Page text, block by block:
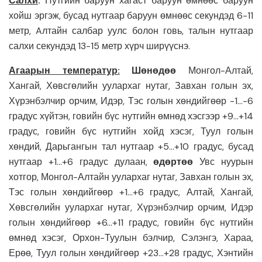
хойш эргэж, бусад нутгаар баруун өмнөөс секундэд 6-11
метр, Aлтайн салбар уулс болон говь, талын нутгаар
салхи секундэд 13-15 метр хүрч ширүүснэ.
Агаарын температур: Шөнөдөө Монгол-Алтай,
Хангай, Хөвсгөлийн уулархаг нутаг, Завхан голын эх,
Хүрэнбэлчир орчим, Идэр, Тэс голын хөндийгөөр -1…-6
градус хүйтэн, говийн бүс нутгийн өмнөд хэсгээр +9…+14
градус, говийн бүс нутгийн хойд хэсэг, Туул голын
хөндий, Дарьгангын тал нутгаар +5…+10 градус, бусад
нутгаар +1…+6 градус дулаан,өдөртөөУвс нуурын
хотгор, Монгол-Алтайн уулархаг нутаг, Завхан голын эх,
Тэс голын хөндийгөөр +1…+6 градус, Алтай, Хангай,
Хөвсгөлийн уулархаг нутаг, Хүрэнбэлчир орчим, Идэр
голын хөндийгөөр +6…+11 градус, говийн бүс нутгийн
өмнөд хэсэг, Орхон-Туулын бэлчир, Сэлэнгэ, Хараа,
Ерөө, Туул голын хөндийгөөр +23…+28 градус, Хэнтийн